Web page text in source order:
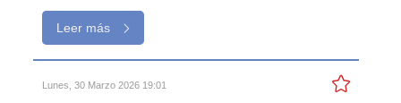
Leer más
Lunes, 30 Marzo 2026 19:01